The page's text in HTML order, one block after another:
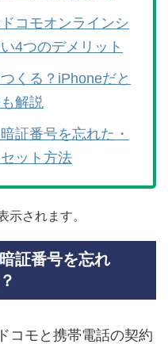
コモオンラインシ
4つのデメリット
くる？iPhoneだと
解説
証番号を忘れた・
ット方法
示されます。
証番号を忘れ
コモと携帯電話の契約